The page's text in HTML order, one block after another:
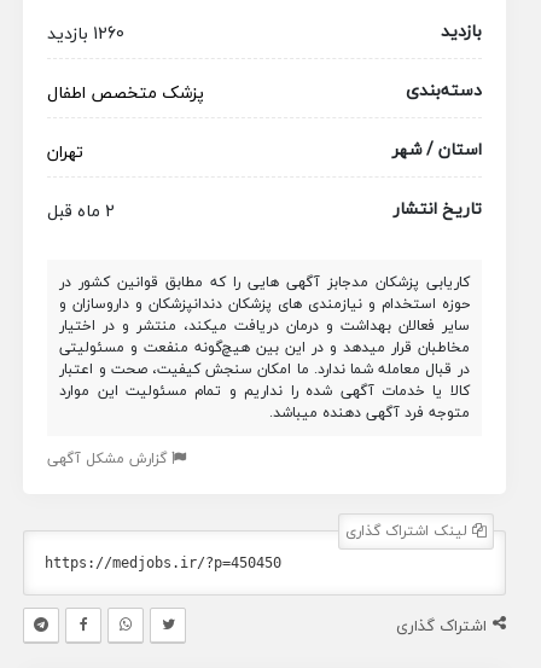
بازدید
1260 بازدید
دسته‌بندی
پزشک متخصص اطفال
استان / شهر
تهران
تاریخ انتشار
2 ماه قبل
کاریابی پزشکان مدجابز آگهی هایی را که مطابق قوانین کشور در
حوزه استخدام و نیازمندی های پزشکان دندانپزشکان و داروسازان و
سایر فعالان بهداشت و درمان دریافت میکند، منتشر و در اختیار
مخاطبان قرار میدهد و در این بین هیچ‌گونه منفعت و مسئولیتی
در قبال معامله شما ندارد. ما امکان سنجش کیفیت، صحت و اعتبار
کالا یا خدمات آگهی شده را نداریم و تمام مسئولیت این موارد
متوجه فرد آگهی دهنده میباشد.
گزارش مشکل آگهی
لینک اشتراک گذاری
اشتراک گذاری